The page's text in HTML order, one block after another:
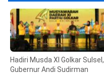
Hadiri Musda XI Golkar Sulsel,
Gubernur Andi Sudirman